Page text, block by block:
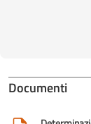
Documenti